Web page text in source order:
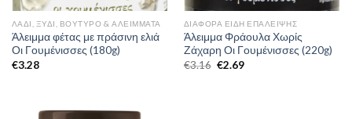
ΛΆΔΙ, ΞΎΔΙ, ΒΟΎΤΥΡΟ & ΑΛΕΊΜΜΑΤΑ
Άλειμμα φέτας με πράσινη ελιά
Οι Γουμένισσες (180g)
€3.28
ΔΙΆΦΟΡΑ ΕΊΔΗ ΕΠΆΛΕΙΨΗΣ
Άλειμμα Φράουλα Χωρίς
Ζάχαρη Οι Γουμένισσες (220g)
€3.16 €2.69